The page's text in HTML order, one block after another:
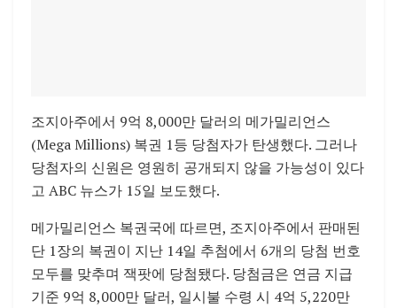
조지아주에서 9억 8,000만 달러의 메가밀리언스
(Mega Millions) 복권 1등 당첨자가 탄생했다. 그러나
당첨자의 신원은 영원히 공개되지 않을 가능성이 있다
고 ABC 뉴스가 15일 보도했다.
메가밀리언스 복권국에 따르면, 조지아주에서 판매된
단 1장의 복권이 지난 14일 추첨에서 6개의 당첨 번호
모두를 맞추며 잭팟에 당첨됐다. 당첨금은 연금 지급
기준 9억 8,000만 달러, 일시불 수령 시 4억 5,220만